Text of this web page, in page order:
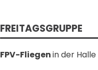
FREITAGSGRUPPE
FPV-Fliegenin der Halle